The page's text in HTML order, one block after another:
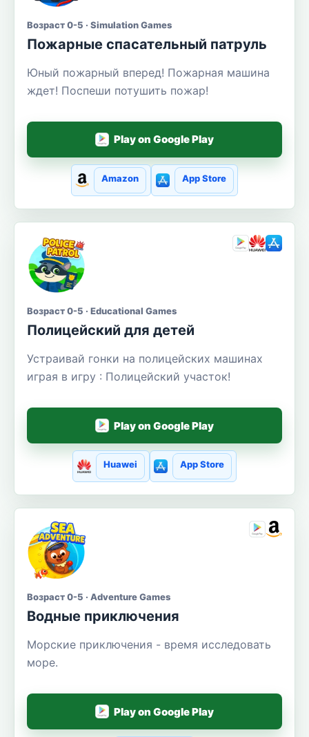
Возраст 0-5 · Simulation Games
Пожарные спасательный патруль
Юный пожарный вперед! Пожарная машина
ждет! Поспеши потушить пожар!
Play on Google Play
Amazon App Store
Возраст 0-5 · Educational Games
Полицейский для детей
Устраивай гонки на полицейских машинах
играя в игру : Полицейский участок!
Play on Google Play
Huawei App Store
Возраст 0-5 · Adventure Games
Водные приключения
Морские приключения - время исследовать
море.
Play on Google Play